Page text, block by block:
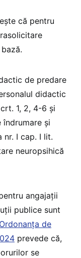
că pentru
de predare
didactic
1, 2, 4-6 și
îndrumare și
I cap. I lit.
neuropsihică
angajații
publice sunt
Ordonanța de
prevede că,
se